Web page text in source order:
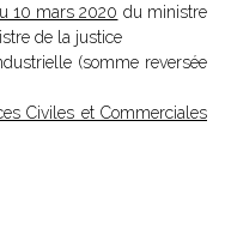
10 mars 2020 du ministre
de la justice
(somme reversée
Civiles et Commerciales